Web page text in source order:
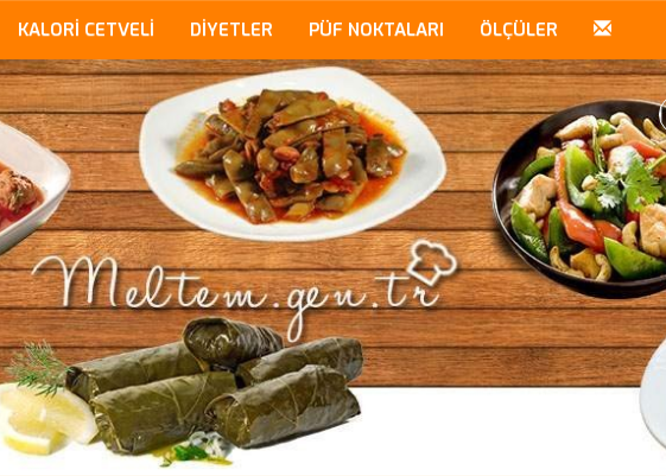
KALORİ CETVELİ DİYETLER PÜF NOKTALARI ÖLÇÜLER